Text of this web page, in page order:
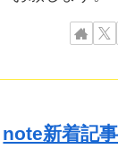
note新着記事